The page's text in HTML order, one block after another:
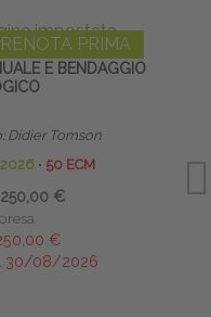
PRIMA
E BENDAGGIO
Didier Tomson
∙ 50 ECM
€
€
30/08/2026